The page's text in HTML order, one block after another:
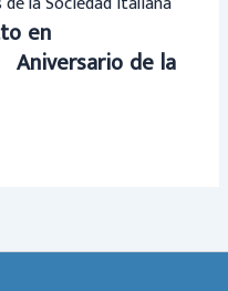
en
Aniversario de la